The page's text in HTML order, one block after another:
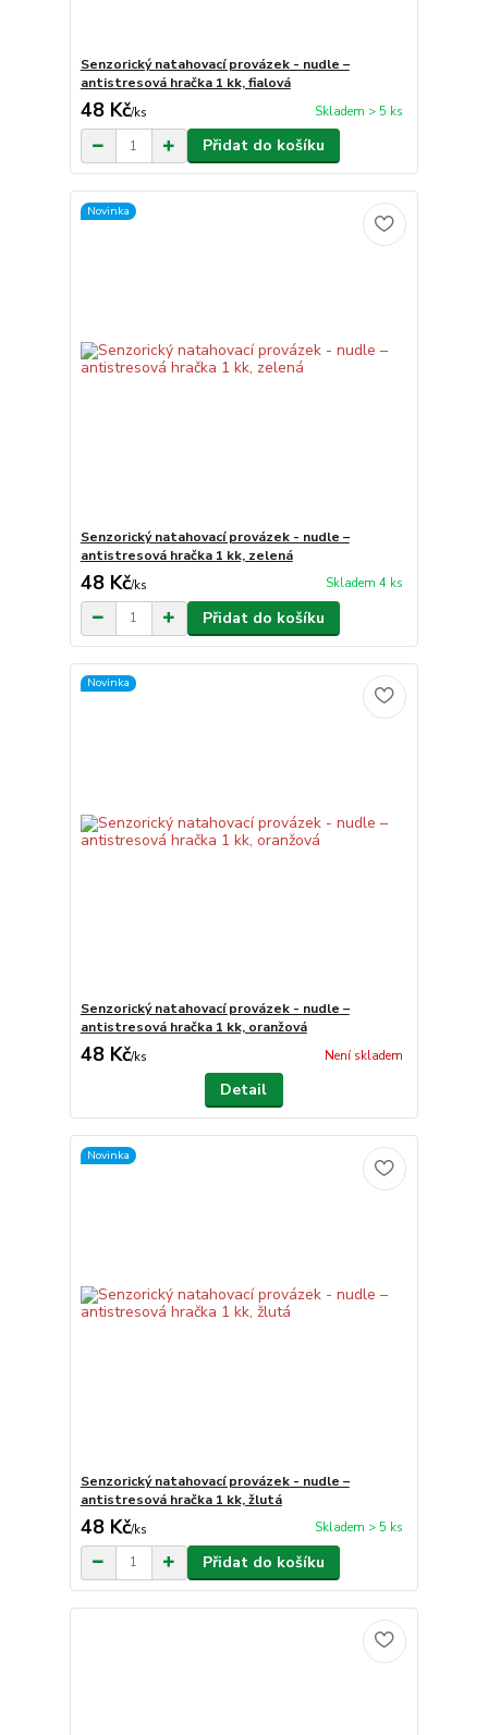
Senzorický natahovací provázek - nudle –
antistresová hračka 1 kk, fialová
48 Kč/ks Skladem > 5 ks
Přidat do košíku
Novinka
Senzorický natahovací provázek - nudle –
antistresová hračka 1 kk, zelená
48 Kč/ks Skladem 4 ks
Přidat do košíku
Novinka
Senzorický natahovací provázek - nudle –
antistresová hračka 1 kk, oranžová
48 Kč/ks Není skladem
Detail
Novinka
Senzorický natahovací provázek - nudle –
antistresová hračka 1 kk, žlutá
48 Kč/ks Skladem > 5 ks
Přidat do košíku